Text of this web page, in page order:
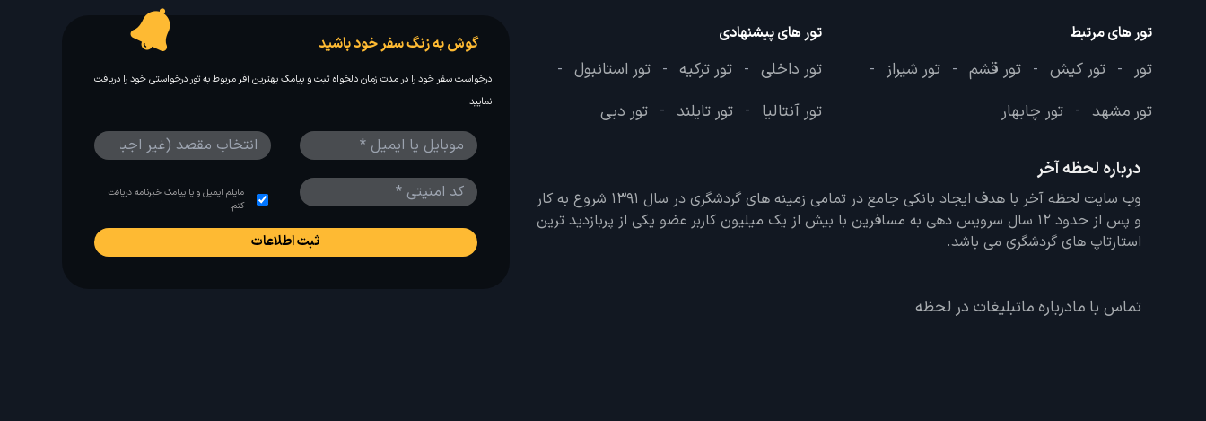
تور های مرتبط
تور - تور کیش - تور قشم - تور شیراز -
تور مشهد - تور چابهار
تور های پیشنهادی
تور داخلی - تور ترکیه - تور استانبول -
تور آنتالیا - تور تایلند - تور دبی
درباره لحظه آخر
وب سایت لحظه آخر با هدف ایجاد بانکی جامع در تمامی زمینه های گردشگری در سال 1391 شروع به کار
و پس از حدود 12 سال سرویس دهی به مسافرین با بیش از یک میلیون کاربر عضو یکی از پربازدید ترین
استارتاپ های گردشگری می باشد.
تماس با مادرباره ماتبلیغات در لحظه
گوش به زنگ سفر خود باشید
درخواست سفر خود را در مدت زمان دلخواه ثبت و پیامک بهترین آفر مربوط به تور درخواستی خود را دریافت
نمایید
مایلم ایمیل و یا پیامک خبرنامه دریافت
کنم.